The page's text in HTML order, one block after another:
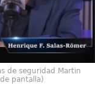
de seguridad Martin
pantalla)